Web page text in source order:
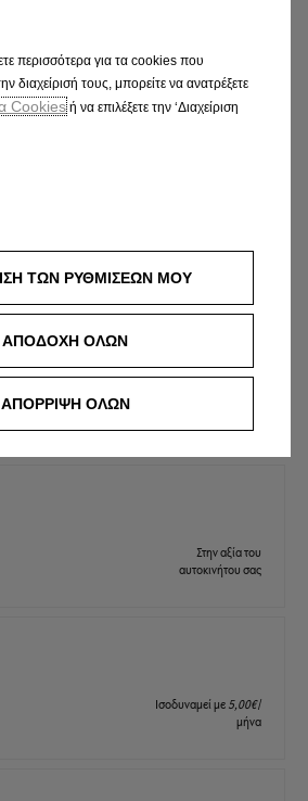
αυτοκινήτου σας
Στην αξία του
Στην αξία του
αυτοκινήτου σας
Ισοδυναμεί με 5,00€/
μήνα
περισσότερα για τα cookies που
διαχείρισή τους, μπορείτε να ανατρέξετε
Cookiesή να επιλέξετε την ‘Διαχείριση
ΤΩΝ ΡΥΘΜΙΣΕΩΝ ΜΟΥ
ΑΠΟΔΟΧΗ ΟΛΩΝ
ΑΠΟΡΡΙΨΗ ΟΛΩΝ